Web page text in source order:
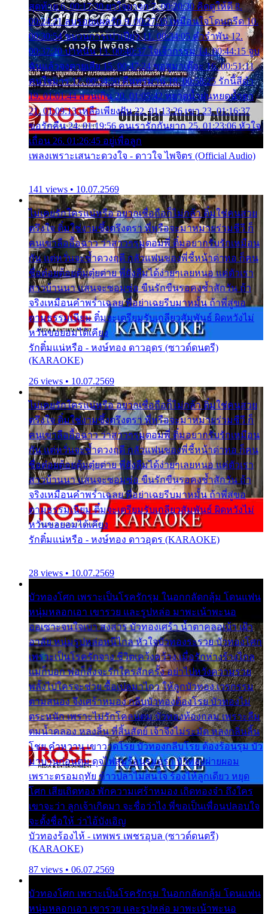
สุดท้าย 6. 00:17:30 ยาใจยาจก 7. 00:20:30 คิดดูให้ดี 8.
00:24:21 ลบรอยแผลรัก 9. 00:27:35 เหมือนใจโดนกรีด 10.
00:30:54 ขบวนการเปาเปียว 11. 00:34:05 คำรำพัน 12.
00:37:20 ปาหนัน 13. 00:40:37 ใจเจ้ากรรม 14. 00:44:15 จูบ
ฉันแล้วจงตายเสีย 15. 00:47:24 ขอสูมาเต๊อะ 16. 00:51:11
คนใจมาร 17. 00:54:50 คืนทรมาน 18. 00:58:25 รักนี้สีดำ
19. 01:01:44 ส่วนเกิน 20. 01:05:42 หยาดน้ำฝนหยดน้ำตา
21. 01:09:13 เหลือเพียงฝัน 22. 01:13:26 เขา 23. 01:16:37
ขอรักคืน 24. 01:19:56 คนเรารักกันยาก 25. 01:23:06 หัวใจ
เถื่อน 26. 01:26:45 อยู่เพื่อลูก
เพลงเพราะเสนาะดวงใจ - ดาวใจ ไพจิตร (Official Audio)
141 views • 10.07.2569
ไม่เคยรักใครแน่หรือ อยากเชื่อถือก็ไม่กล้า ติ๋มใช่คนสวย
ตรึงใจ ติ๋มใช่งามซึ้งตรึงตรา พี่หรือจะมาหมายร่วมชีวี ก็
คนเขาลืออื้อฉาว ว่าสาวๆรุมตอมพี่ ติ๋มอยากรับรักเหมือน
กัน แต่หวั่นจะช้ำดวงฤดี กลัวแฟนของพี่ชี้หน้าด่าทอ ก็คน
ชื่อต๋อยต้อยตุ้มตุ๋ยต่าย พี่ยังลืมได้ง่ายๆเลยหนอ แค่ตัวเรา
สาวบ้านนา แสนจะซอมซ่อ ขืนรักขืนรอคงช้ำสักวัน ถ้า
จริงเหมือนคำพร่ำเฉลย พี่อย่าเฉยรีบมาหมั้น ถ้าพี่สู่ขอ
ตามธรรมเนียม ติ๋มจะเตรียมรับเกลียวสัมพันธ์ ผิดหวังไม่
หวั่นขอยอมได้เคียง
รักติ๋มแน่หรือ - หงษ์ทอง ดาวอุดร (ซาวด์ดนตรี)
(KARAOKE)
26 views • 10.07.2569
ไม่เคยรักใครแน่หรือ อยากเชื่อถือก็ไม่กล้า ติ๋มใช่คนสวย
ตรึงใจ ติ๋มใช่งามซึ้งตรึงตรา พี่หรือจะมาหมายร่วมชีวี ก็
คนเขาลืออื้อฉาว ว่าสาวๆรุมตอมพี่ ติ๋มอยากรับรักเหมือน
กัน แต่หวั่นจะช้ำดวงฤดี กลัวแฟนของพี่ชี้หน้าด่าทอ ก็คน
ชื่อต๋อยต้อยตุ้มตุ๋ยต่าย พี่ยังลืมได้ง่ายๆเลยหนอ แค่ตัวเรา
สาวบ้านนา แสนจะซอมซ่อ ขืนรักขืนรอคงช้ำสักวัน ถ้า
จริงเหมือนคำพร่ำเฉลย พี่อย่าเฉยรีบมาหมั้น ถ้าพี่สู่ขอ
ตามธรรมเนียม ติ๋มจะเตรียมรับเกลียวสัมพันธ์ ผิดหวังไม่
หวั่นขอยอมได้เคียง
รักติ๋มแน่หรือ - หงษ์ทอง ดาวอุดร (KARAOKE)
28 views • 10.07.2569
บัวทองโศก เพราะเป็นโรครักรุม ในอกกลัดกลุ้ม โดนแฟน
หนุ่มหลอกเอา เขารวย และรูปหล่อ มาพะเน้าพะนอ
ออเซาะจนใจเบา สงสาร บัวทองเศร้า น้ำตาคลอเบ้า เฝ้า
อาลัย หนุ่มรูปหล่อหนีไกล หัวใจบัวทองระรวย บัวทองโศก
เพราะเป็นโรครักจาง ชีวิตเคว้งคว้าง เมื่อรักห่างร้างไกล
แม่ก็บอก พ่อก็สั่งจะรักใครสักครั้ง อย่าไปหวังความรวย
พลั้งไปใครจะช่วย ซื้อเปลมาไกว ให้ลูกบัวทอง เวรกรรม
ตามสนอง จึงเศร้าหมอง กลีบบัวทองต้องโรย บัวทองไม่
ตระหนัก เพราะไม่รักโคลนตม บัวทองท้องกลม เพราะลืม
ตมน้ำคลอง หลงลิ้น ที่สิ้นสัตย์ เจ้าจึงไม่ระมัด หลงกลิ่นลิ้น
โชย คำหวาน เขาวาดโรย บัวทองกลีบโรย ต้องร้อนรุม บัว
มาบานก่อนตูม ดุจไฟสุมร้อนรุมอุรา บัวทองผ่ายผอม
เพราะตรอมฤทัย ข้าวปลาไม่สนใจ ร้องไห้ลูกเดียว หยุด
โศก เสียเถิดทอง พักความเศร้าหมอง เถิดทองจ๋า ถึงใคร
เขาจะว่า ลูกเจ้าเกิดมา จะชื่อว่าไง พี่ขอเป็นเพื่อนปลอบใจ
จะตั้งชื่อให้ ว่าไอ้บังเอิญ
บัวทองร้องไห้ - เทพพร เพชรอุบล (ซาวด์ดนตรี)
(KARAOKE)
87 views • 06.07.2569
บัวทองโศก เพราะเป็นโรครักรุม ในอกกลัดกลุ้ม โดนแฟน
หนุ่มหลอกเอา เขารวย และรูปหล่อ มาพะเน้าพะนอ